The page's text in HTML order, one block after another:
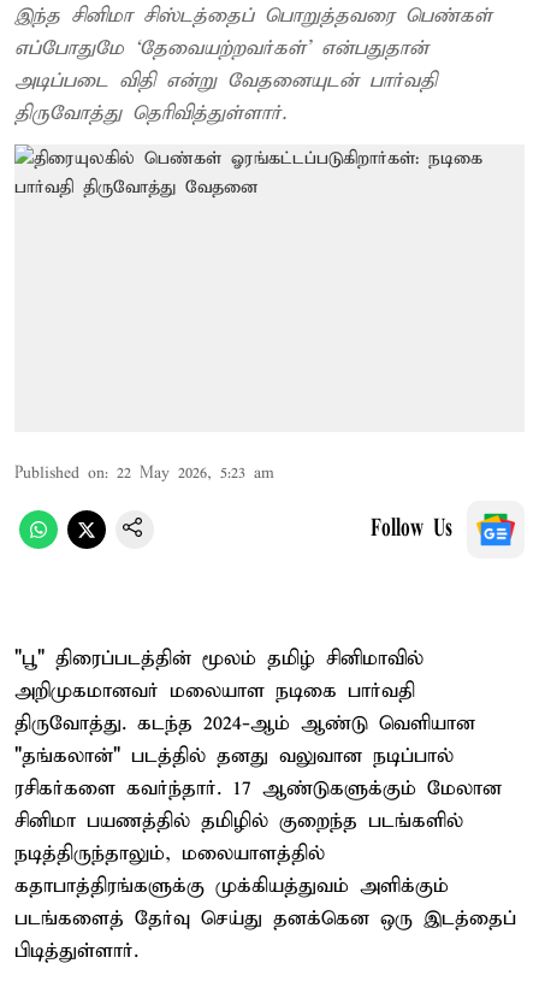
இந்த சினிமா சிஸ்டத்தைப் பொறுத்தவரை பெண்கள்
எப்போதுமே ‘தேவையற்றவர்கள்’ என்பதுதான்
அடிப்படை விதி என்று வேதனையுடன் பார்வதி
திருவோத்து தெரிவித்துள்ளார்.
Published on: 22 May 2026, 5:23 am
Follow Us
"பூ" திரைப்படத்தின் மூலம் தமிழ் சினிமாவில்
அறிமுகமானவர் மலையாள நடிகை பார்வதி
திருவோத்து. கடந்த 2024-ஆம் ஆண்டு வெளியான
"தங்கலான்" படத்தில் தனது வலுவான நடிப்பால்
ரசிகர்களை கவர்ந்தார். 17 ஆண்டுகளுக்கும் மேலான
சினிமா பயணத்தில் தமிழில் குறைந்த படங்களில்
நடித்திருந்தாலும், மலையாளத்தில்
கதாபாத்திரங்களுக்கு முக்கியத்துவம் அளிக்கும்
படங்களைத் தேர்வு செய்து தனக்கென ஒரு இடத்தைப்
பிடித்துள்ளார்.